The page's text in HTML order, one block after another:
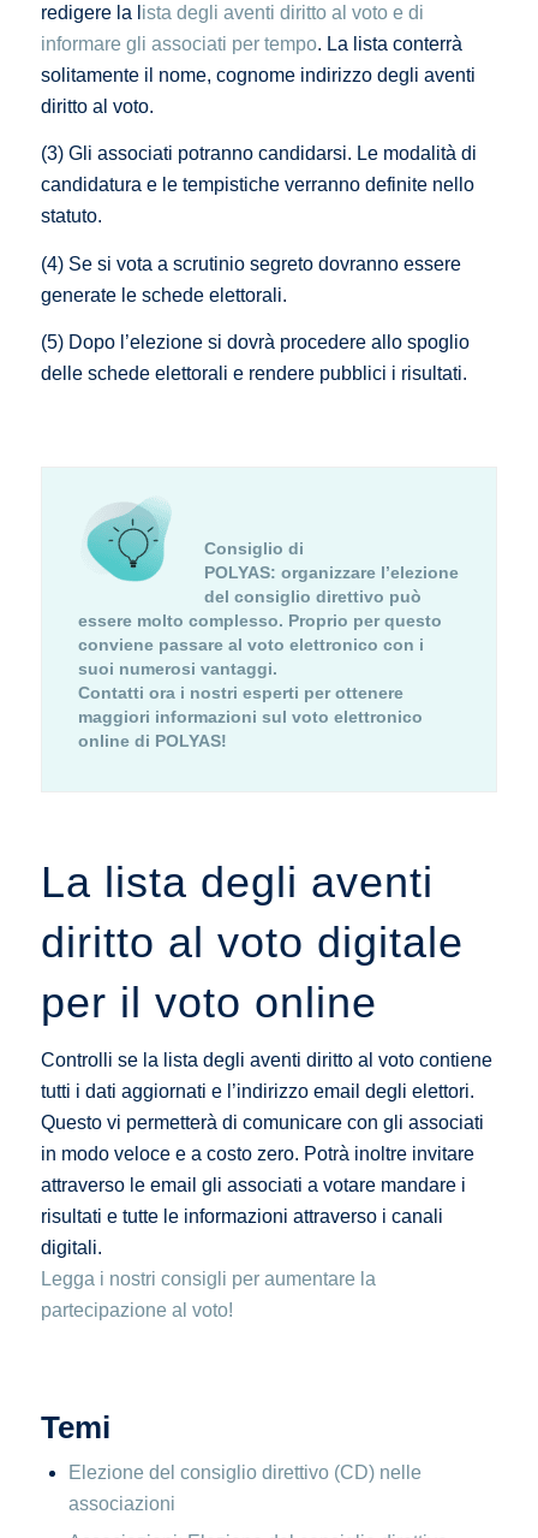
redigere la l ista degli aventi diritto al voto e di
informare gli associati per tempo. La lista conterrà
solitamente il nome, cognome indirizzo degli aventi
diritto al voto.
(3) Gli associati potranno candidarsi. Le modalità di
candidatura e le tempistiche verranno definite nello
statuto.
(4) Se si vota a scrutinio segreto dovranno essere
generate le schede elettorali.
(5) Dopo l’elezione si dovrà procedere allo spoglio
delle schede elettorali e rendere pubblici i risultati.
Consiglio di
POLYAS: organizzare l’elezione
del consiglio direttivo può
essere molto complesso. Proprio per questo
conviene passare al voto elettronico con i
suoi numerosi vantaggi.
Contatti ora i nostri esperti per ottenere
maggiori informazioni sul voto elettronico
online di POLYAS!
La lista degli aventi
diritto al voto digitale
per il voto online
Controlli se la lista degli aventi diritto al voto contiene
tutti i dati aggiornati e l’indirizzo email degli elettori.
Questo vi permetterà di comunicare con gli associati
in modo veloce e a costo zero. Potrà inoltre invitare
attraverso le email gli associati a votare mandare i
risultati e tutte le informazioni attraverso i canali
digitali.
Legga i nostri consigli per aumentare la
partecipazione al voto!
Temi
Elezione del consiglio direttivo (CD) nelle
associazioni